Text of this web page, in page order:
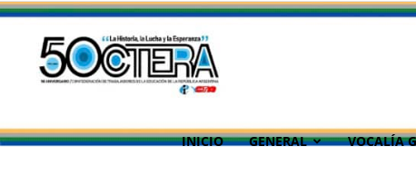
INICIO GENERAL VOCALÍA